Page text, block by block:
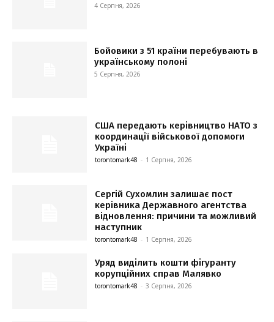
4 Серпня, 2026
Бойовики з 51 країни перебувають в
українському полоні
5 Серпня, 2026
США передають керівництво НАТО з
координації військової допомоги
Україні
torontomark48 - 1 Серпня, 2026
Сергій Сухомлин залишає пост
керівника Державного агентства
відновлення: причини та можливий
наступник
torontomark48 - 1 Серпня, 2026
Уряд виділить кошти фігуранту
корупційних справ Малявко
torontomark48 - 3 Серпня, 2026